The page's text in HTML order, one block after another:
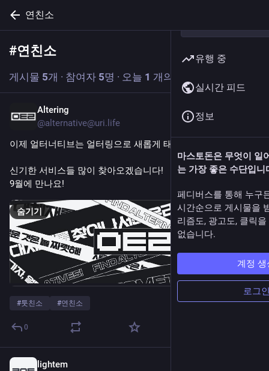
연친소
#연친소
게시물 5개 · 참여자 5명 · 오늘 1 개의 게시물
Altering
@alternative@uri.life
이제 얼터너티브는 얼터링으로 새롭게 태어납니다
신기한 서비스들 많이 찾아오겠습니다!
9월에 만나요!
숨기기
#툿친소 #연친소
0
lightem
유행 중
실시간 피드
정보
마스토돈은 무엇이 일
는 가장 좋은 수단입니
페디버스를 통해 누구
시간순으로 게시물을
리즘도, 광고도, 클릭
없습니다.
계정 생
로그